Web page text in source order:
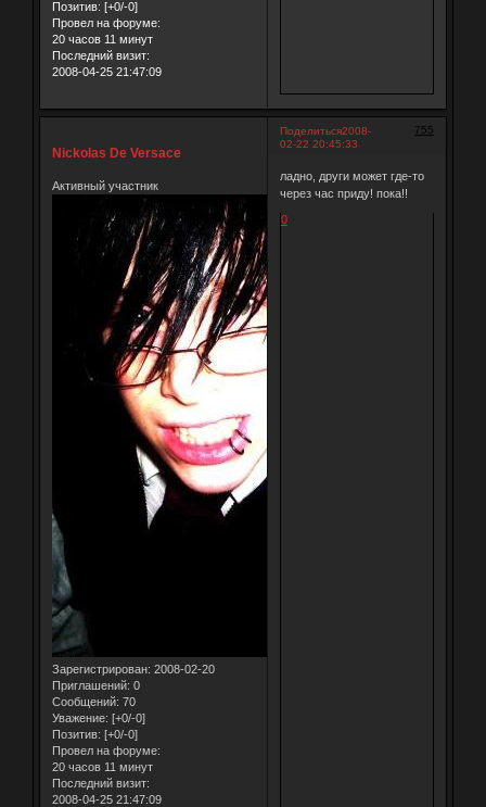
Позитив: [+0/-0]
Провел на форуме:
20 часов 11 минут
Последний визит:
2008-04-25 21:47:09
Поделиться 755
2008-
02-22 20:45:33
Nickolas De Versace
Активный участник
Зарегистрирован: 2008-02-20
Приглашений: 0
Сообщений: 70
Уважение: [+0/-0]
Позитив: [+0/-0]
Провел на форуме:
20 часов 11 минут
Последний визит:
2008-04-25 21:47:09
ладно, други может где-то
через час приду! пока!!
0